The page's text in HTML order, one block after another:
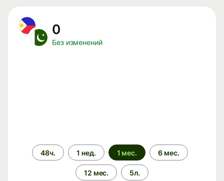
0
Без изменений
Период
времени
48ч. 1 нед. 1 мес. 6 мес.
12 мес. 5л.